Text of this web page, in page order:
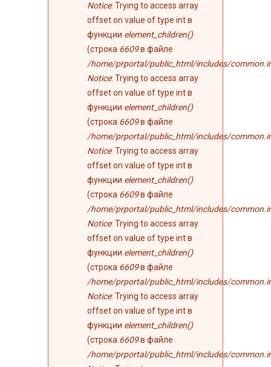
Notice: Trying to access array
offset on value of type int в
функции element_children()
(строка 6609в файле
/home/prportal/public_html/includes/
Notice: Trying to access array
offset on value of type int в
функции element_children()
(строка 6609в файле
/home/prportal/public_html/includes/
Notice: Trying to access array
offset on value of type int в
функции element_children()
(строка 6609в файле
/home/prportal/public_html/includes/
Notice: Trying to access array
offset on value of type int в
функции element_children()
(строка 6609в файле
/home/prportal/public_html/includes/
Notice: Trying to access array
offset on value of type int в
функции element_children()
(строка 6609в файле
/home/prportal/public_html/includes/